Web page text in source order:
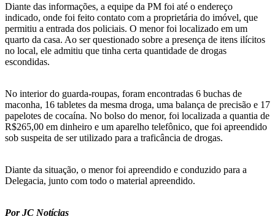
Diante das informações, a equipe da PM foi até o endereço
indicado, onde foi feito contato com a proprietária do imóvel, que
permitiu a entrada dos policiais. O menor foi localizado em um
quarto da casa. Ao ser questionado sobre a presença de itens ilícitos
no local, ele admitiu que tinha certa quantidade de drogas
escondidas.
No interior do guarda-roupas, foram encontradas 6 buchas de
maconha, 16 tabletes da mesma droga, uma balança de precisão e 17
papelotes de cocaína. No bolso do menor, foi localizada a quantia de
R$265,00 em dinheiro e um aparelho telefônico, que foi apreendido
sob suspeita de ser utilizado para a traficância de drogas.
Diante da situação, o menor foi apreendido e conduzido para a
Delegacia, junto com todo o material apreendido.
Por JC Notícias